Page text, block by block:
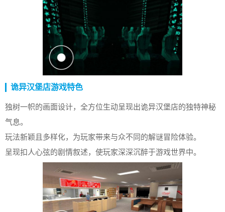
诡异汉堡店游戏特色
独树一帜的画面设计，全方位生动呈现出诡异汉堡店的独特神秘
气息。
玩法新颖且多样化，为玩家带来与众不同的解谜冒险体验。
呈现扣人心弦的剧情叙述，使玩家深深沉醉于游戏世界中。